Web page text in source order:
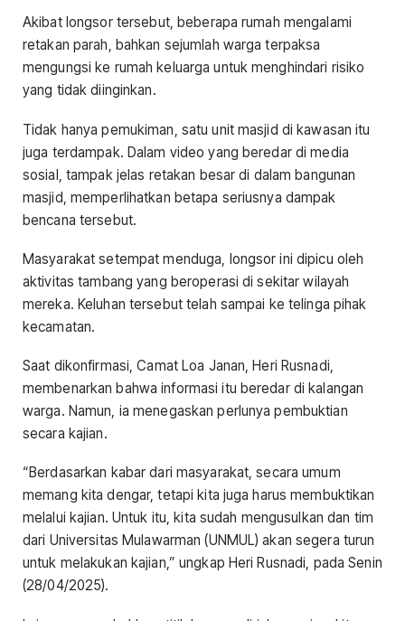
Akibat longsor tersebut, beberapa rumah mengalami
retakan parah, bahkan sejumlah warga terpaksa
mengungsi ke rumah keluarga untuk menghindari risiko
yang tidak diinginkan.
Tidak hanya pemukiman, satu unit masjid di kawasan itu
juga terdampak. Dalam video yang beredar di media
sosial, tampak jelas retakan besar di dalam bangunan
masjid, memperlihatkan betapa seriusnya dampak
bencana tersebut.
Masyarakat setempat menduga, longsor ini dipicu oleh
aktivitas tambang yang beroperasi di sekitar wilayah
mereka. Keluhan tersebut telah sampai ke telinga pihak
kecamatan.
Saat dikonfirmasi, Camat Loa Janan, Heri Rusnadi,
membenarkan bahwa informasi itu beredar di kalangan
warga. Namun, ia menegaskan perlunya pembuktian
secara kajian.
“Berdasarkan kabar dari masyarakat, secara umum
memang kita dengar, tetapi kita juga harus membuktikan
melalui kajian. Untuk itu, kita sudah mengusulkan dan tim
dari Universitas Mulawarman (UNMUL) akan segera turun
untuk melakukan kajian,” ungkap Heri Rusnadi, pada Senin
(28/04/2025).